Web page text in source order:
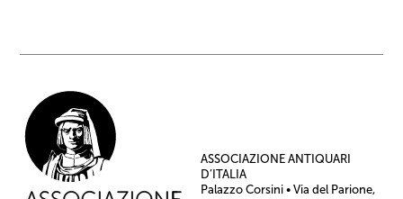
ASSOCIAZIONE ANTIQUARI
D’ITALIA
Palazzo Corsini • Via del Parione,